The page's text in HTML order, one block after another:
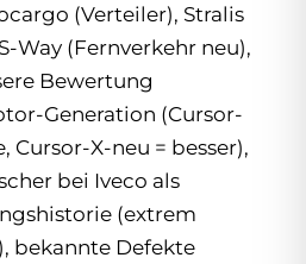
(Verteiler), Stralis
Way (Fernverkehr neu),
Bewertung
Generation (Cursor-
Cursor-X-neu = besser),
bei Iveco als
(extrem
bekannte Defekte